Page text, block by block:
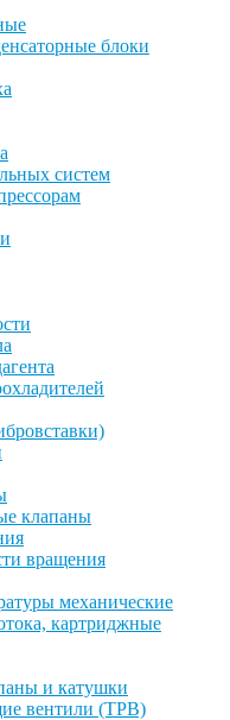
блоки
систем
клапаны
вращения
механические
картриджные
и катушки
вентили (ТРВ)